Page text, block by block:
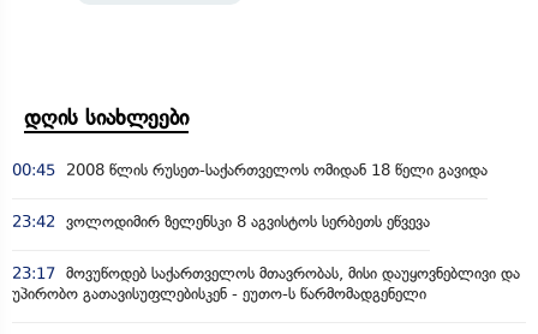
დღის სიახლეები
00:45 2008 წლის რუსეთ-საქართველოს ომიდან 18 წელი გავიდა
23:42 ვოლოდიმირ ზელენსკი 8 აგვისტოს სერბეთს ეწვევა
23:17 მოვუწოდებ საქართველოს მთავრობას, მისი დაუყოვნებლივი და
უპირობო გათავისუფლებისკენ - ეუთო-ს წარმომადგენელი